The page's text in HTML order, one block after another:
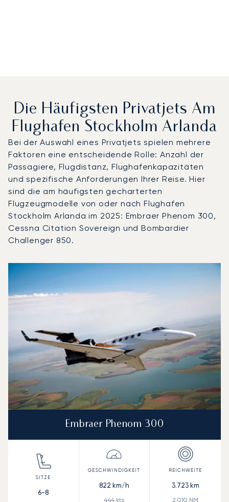
Die Häufigsten Privatjets Am
Flughafen Stockholm Arlanda
Bei der Auswahl eines Privatjets spielen mehrere
Faktoren eine entscheidende Rolle: Anzahl der
Passagiere, Flugdistanz, Flughafenkapazitäten
und spezifische Anforderungen Ihrer Reise. Hier
sind die am häufigsten gecharterten
Flugzeugmodelle von oder nach Flughafen
Stockholm Arlanda im 2025: Embraer Phenom 300,
Cessna Citation Sovereign und Bombardier
Challenger 850.
Foto des Flugzeugs
Geschwindigkeit (km/h)
Geschwindigkeit (Knoten)
Reichweite (NM)
Embraer Phenom 300
6-8
822 km/h
444 kts
3.723km
2.010 NM